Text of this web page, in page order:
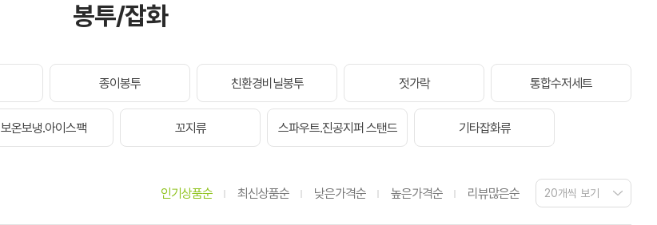
봉투/잡화
종이봉투 친환경비닐봉투 젓가락 통합수저세트
보온보냉.아이스팩 꼬지류 스파우트.진공지퍼 스탠드 기타잡화류
인기상품순 최신상품순 낮은가격순 높은가격순 리뷰많은순